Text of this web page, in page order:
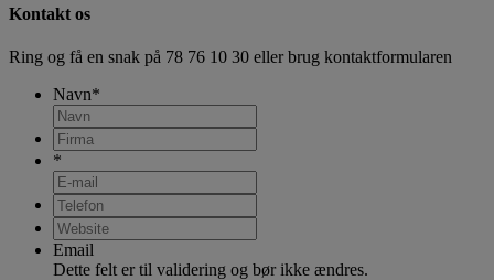
Kontakt os
Ring og få en snak på 78 76 10 30 eller brug kontaktformularen
Navn*
*
Email
Dette felt er til validering og bør ikke ændres.